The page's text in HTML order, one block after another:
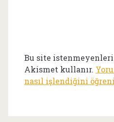
Bu site
Akismet kullanır.
nasıl işlendiğini